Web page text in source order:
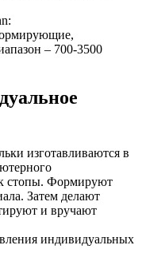
– 700-3500
изготавливаются в
стопы. Формируют
Затем делают
и вручают
индивидуальных